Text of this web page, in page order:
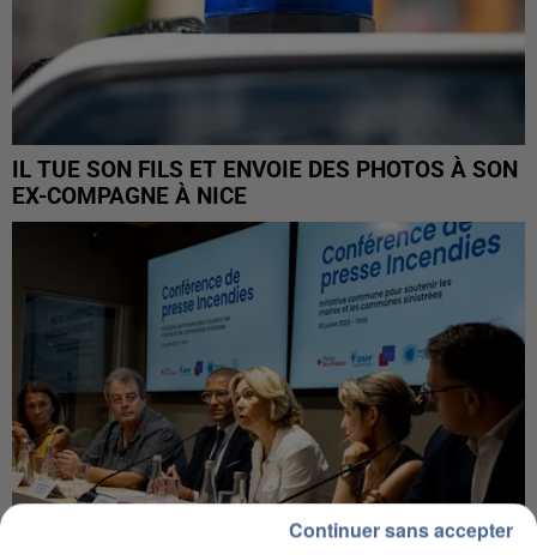
IL TUE SON FILS ET ENVOIE DES PHOTOS À SON
EX-COMPAGNE À NICE
Continuer sans accepter